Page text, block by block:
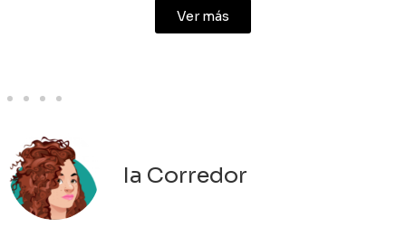
Ver más
Ia Corredor